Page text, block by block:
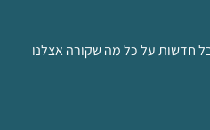
חדשות על כל מה שקורה אצלנו